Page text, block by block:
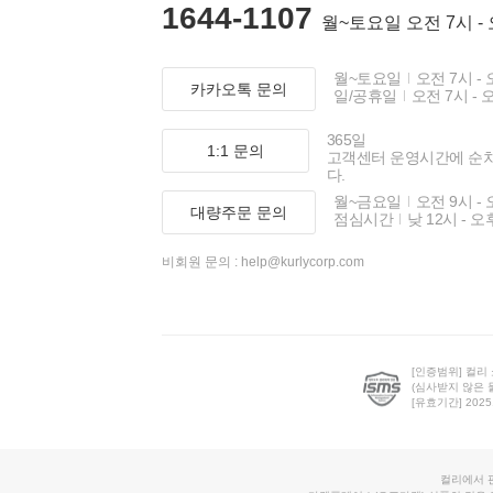
1644-1107 월~토요일 오전 7시 -
카카오톡 문의
월~토요일
오전 7시 -
일/공휴일
오전 7시 -
1:1 문의
365일
고객센터 운영시간에 순
다.
대량주문 문의
월~금요일
오전 9시 -
점심시간
낮 12시 - 오
비회원 문의 : help@kurlycorp.com
[인증범위] 컬리
(심사받지 않은
[유효기간]
컬리에서